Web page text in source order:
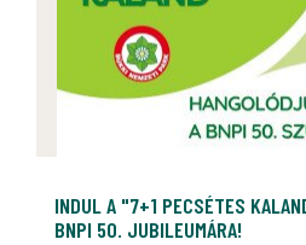
INDUL A "7+1 PECSÉTES
BNPI 50. JUBILEUMÁRA!